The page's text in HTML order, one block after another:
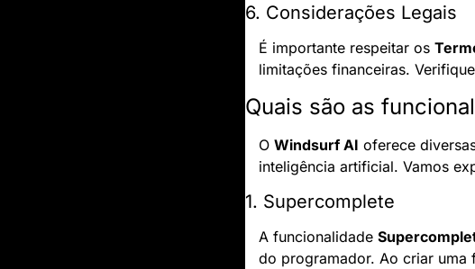
6. Considerações Legais
É importante respeitar os
limitações financeiras.
Quais são as
O Windsurf AI oferece
inteligência artificial. Vamos
1. Supercomplete
A funcionalidade
do programador. Ao criar uma